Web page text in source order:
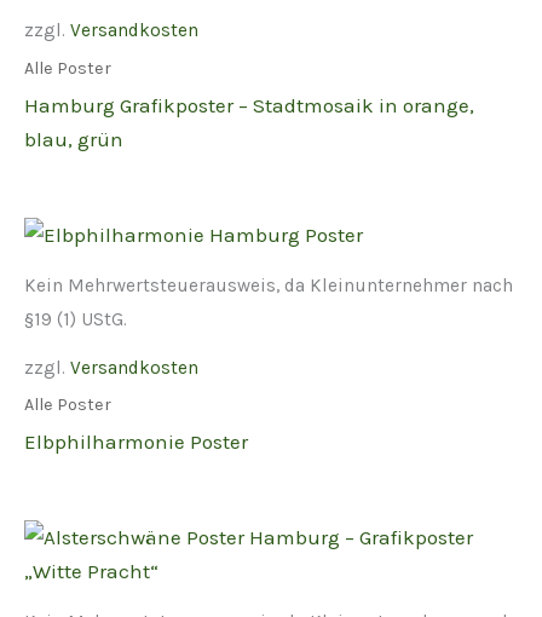
zzgl. Versandkosten
Alle Poster
Hamburg Grafikposter – Stadtmosaik in orange,
blau, grün
Kein Mehrwertsteuerausweis, da Kleinunternehmer nach
§19 (1) UStG.
zzgl. Versandkosten
Alle Poster
Elbphilharmonie Poster